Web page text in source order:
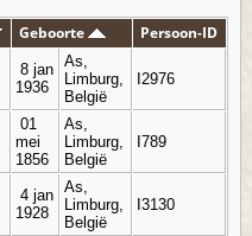
Geboorte Persoon-ID
8 jan
1936
As,
Limburg,
België
I2976
01
mei
1856
As,
Limburg,
België
I789
4 jan
1928
As,
Limburg,
België
I3130